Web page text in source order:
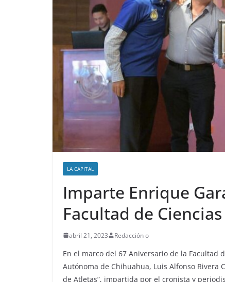
LA CAPITAL
Imparte Enrique
Facultad de
abril 21, 2023 Redacción o
En el marco del 67 Aniversario de la Facultad
Autónoma de Chihuahua, Luis Alfonso Rivera
de Atletas”, impartida por el cronista y